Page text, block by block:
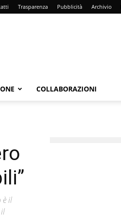
Trasparenza Pubblicità Archivio
COLLABORAZIONI
è il